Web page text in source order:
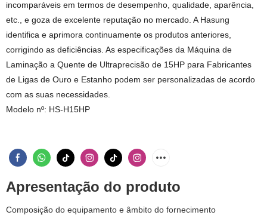
incomparáveis ​​em termos de desempenho, qualidade, aparência,
etc., e goza de excelente reputação no mercado. A Hasung
identifica e aprimora continuamente os produtos anteriores,
corrigindo as deficiências. As especificações da Máquina de
Laminação a Quente de Ultraprecisão de 15HP para Fabricantes
de Ligas de Ouro e Estanho podem ser personalizadas de acordo
com as suas necessidades.
Modelo nº: HS-H15HP
Apresentação do produto
Composição do equipamento e âmbito do fornecimento